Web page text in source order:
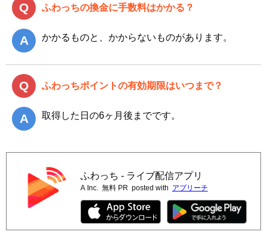
ふわっちの換金に手数料はかかる？
かかるものと、かからないものがあります。
ふわっちポイントの有効期限はいつまで？
取得した日の6ヶ月後までです。
ふわっち - ライブ配信アプリ
A Inc. 無料 PR posted with アプリーチ